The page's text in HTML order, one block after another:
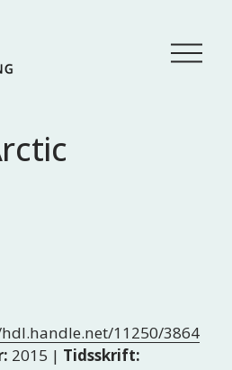
Å
p
11250/3864
2015 | Tidsskrift: